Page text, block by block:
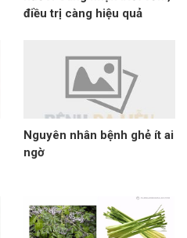
điều trị càng hiệu quả
Nguyên nhân bệnh ghẻ ít ai
ngờ